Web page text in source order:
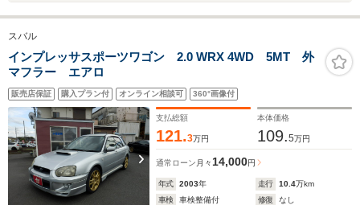
スバル
インプレッサスポーツワゴン 2.0 WRX 4WD 5MT 外
マフラー エアロ
販売店保証 購入プラン付 オンライン相談可 360°画像付
支払総額
121.3万円
本体価格
109.5万円
通常ローン 月々 14,000円
年式 2003年 走行 10.4万km
車検
車検整備付 修復
なし